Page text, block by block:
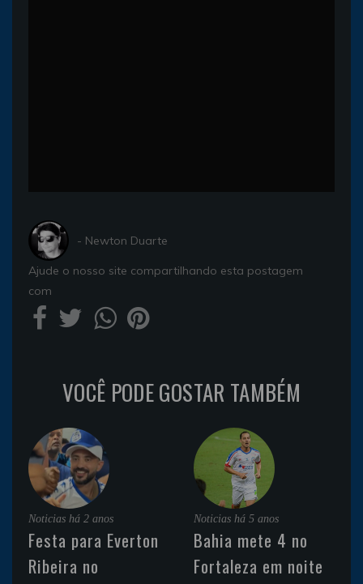
- Newton Duarte
Ajude o nosso site compartilhando esta postagem
com
VOCÊ PODE GOSTAR TAMBÉM
Noticias há 2 anos
Festa para Everton
Ribeira no
Noticias há 5 anos
Bahia mete 4 no
Fortaleza em noite